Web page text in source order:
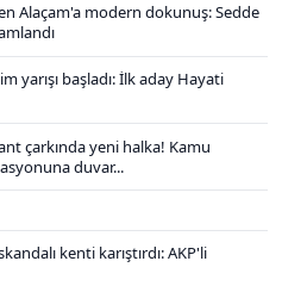
Alaçam'a modern dokunuş: Sedde
yarışı başladı: İlk aday Hayati
çarkında yeni halka! Kamu
duvar...
kenti karıştırdı: AKP'li